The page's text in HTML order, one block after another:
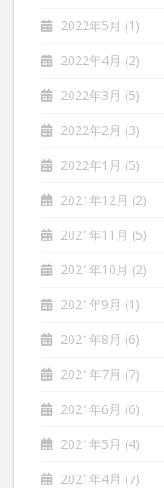
2022年5月 (1)
2022年4月 (2)
2022年3月 (5)
2022年2月 (3)
2022年1月 (5)
2021年12月 (2)
2021年11月 (5)
2021年10月 (2)
2021年9月 (1)
2021年8月 (6)
2021年7月 (7)
2021年6月 (6)
2021年5月 (4)
2021年4月 (7)